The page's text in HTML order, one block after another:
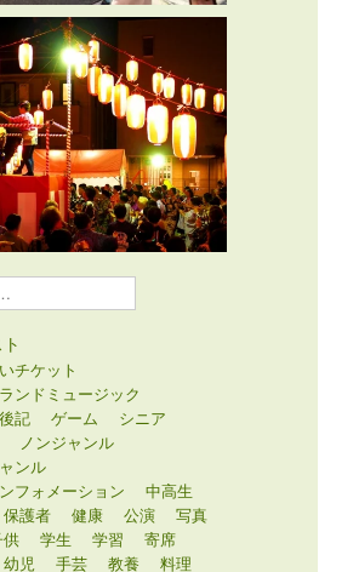
チケット
ンドミュージック
記
ゲーム
シニア
ノンジャンル
ンル
フォメーション
中高生
保護者 健康 公演
写真
学生 学習
寄席
幼児 手芸 教養 料理